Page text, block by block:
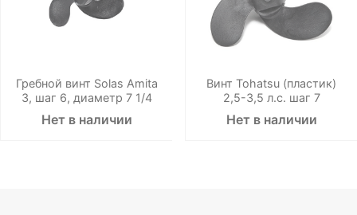
Гребной винт Solas Amita
3, шаг 6, диаметр 7 1/4
Нет в наличии
Винт Tohatsu (пластик)
2,5-3,5 л.с. шаг 7
Нет в наличии